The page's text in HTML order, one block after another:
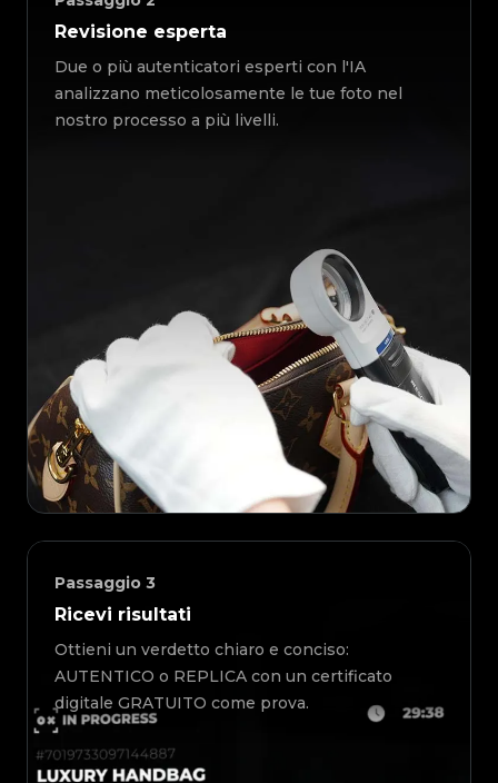
Revisione esperta
Due o più autenticatori esperti con l'IA
analizzano meticolosamente le tue foto nel
nostro processo a più livelli.
Passaggio 3
Ricevi risultati
Ottieni un verdetto chiaro e conciso:
AUTENTICO o REPLICA con un certificato
digitale GRATUITO come prova.